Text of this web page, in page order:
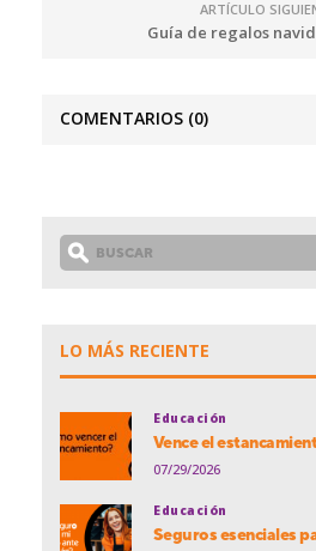
ARTÍCULO
Guía de regalos
COMENTARIOS (0)
LO MÁS RECIENTE
Educación
Vence el
07/29/2026
Educación
Seguros esenciales